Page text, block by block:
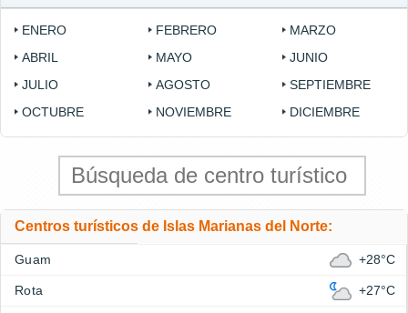
ENERO FEBRERO
MARZO
ABRIL
MAYO
JUNIO
JULIO
AGOSTO
SEPTIEMBRE
OCTUBRE
NOVIEMBRE DICIEMBRE
Centros turísticos de Islas Marianas del Norte:
Guam +28°C
Rota +27°C